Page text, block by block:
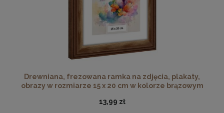
Drewniana, frezowana ramka na zdjęcia, plakaty,
obrazy w rozmiarze 15 x 20 cm w kolorze brązowym
13,99 zł